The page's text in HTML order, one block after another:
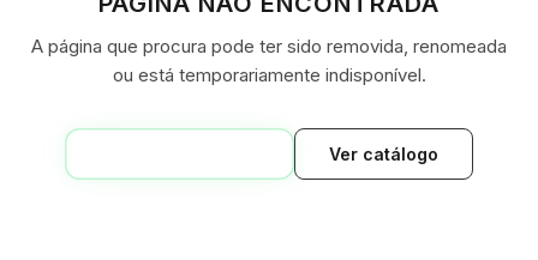
A página que procura pode ter sido removida, renomeada
ou está temporariamente indisponível.
Ver catálogo